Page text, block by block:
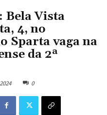
Bela Vista
4, no
Sparta vaga na
da 2ª
0